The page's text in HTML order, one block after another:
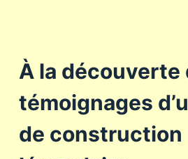
À la découverte
témoignages
de construction